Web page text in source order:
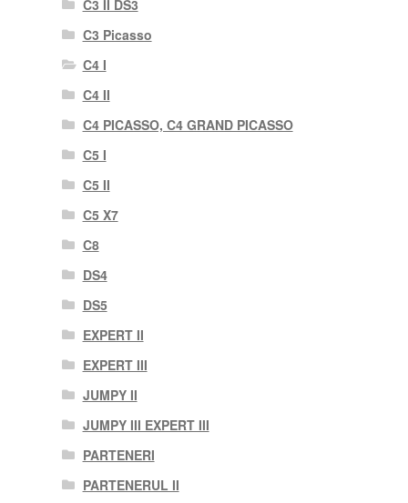
C3 II DS3
C3 Picasso
C4 I
C4 II
C4 PICASSO, C4 GRAND PICASSO
C5 I
C5 II
C5 X7
C8
DS4
DS5
EXPERT II
EXPERT III
JUMPY II
JUMPY III EXPERT III
PARTENERI
PARTENERUL II